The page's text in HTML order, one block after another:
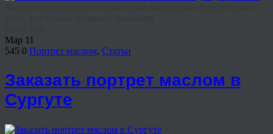
Мар 11
545 0 Портрет маслом, Статьи
Заказать портрет маслом в
Сургуте